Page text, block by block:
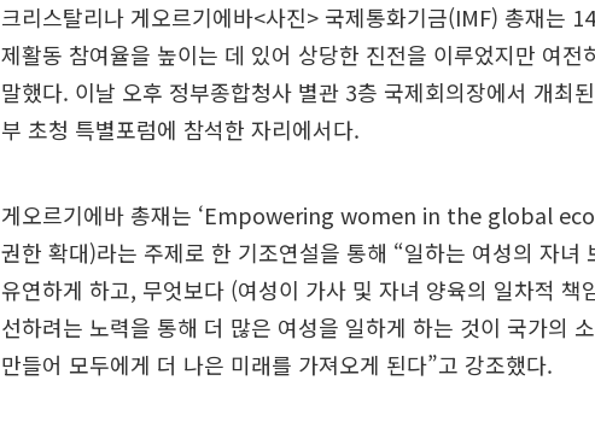
크리스탈리나 게오르기에바<사진> 국제통화기금(IMF) 총재는
제활동 참여율을 높이는 데 있어 상당한 진전을 이루었지만 여전
말했다. 이날 오후 정부종합청사 별관 3층 국제회의장에서 개최
부 초청 특별포럼에 참석한 자리에서다.
게오르기에바 총재는 ‘Empowering women in the global
권한 확대)라는 주제로 한 기조연설을 통해 “일하는 여성의 자녀
유연하게 하고, 무엇보다 (여성이 가사 및 자녀 양육의 일차적 책
선하려는 노력을 통해 더 많은 여성을 일하게 하는 것이 국가의
만들어 모두에게 더 나은 미래를 가져오게 된다”고 강조했다.